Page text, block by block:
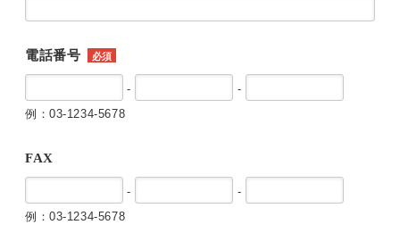
電話番号 必須
-
-
例：03-1234-5678
FAX
-
-
例：03-1234-5678